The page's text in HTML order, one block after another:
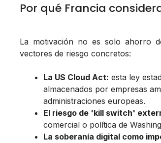
Por qué Francia
La motivación no es solo ahorro
vectores de riesgo concretos:
La US Cloud Act: esta ley
almacenados por empresas
administraciones europeas.
El riesgo de 'kill switch'
comercial o política de
La soberanía digital como